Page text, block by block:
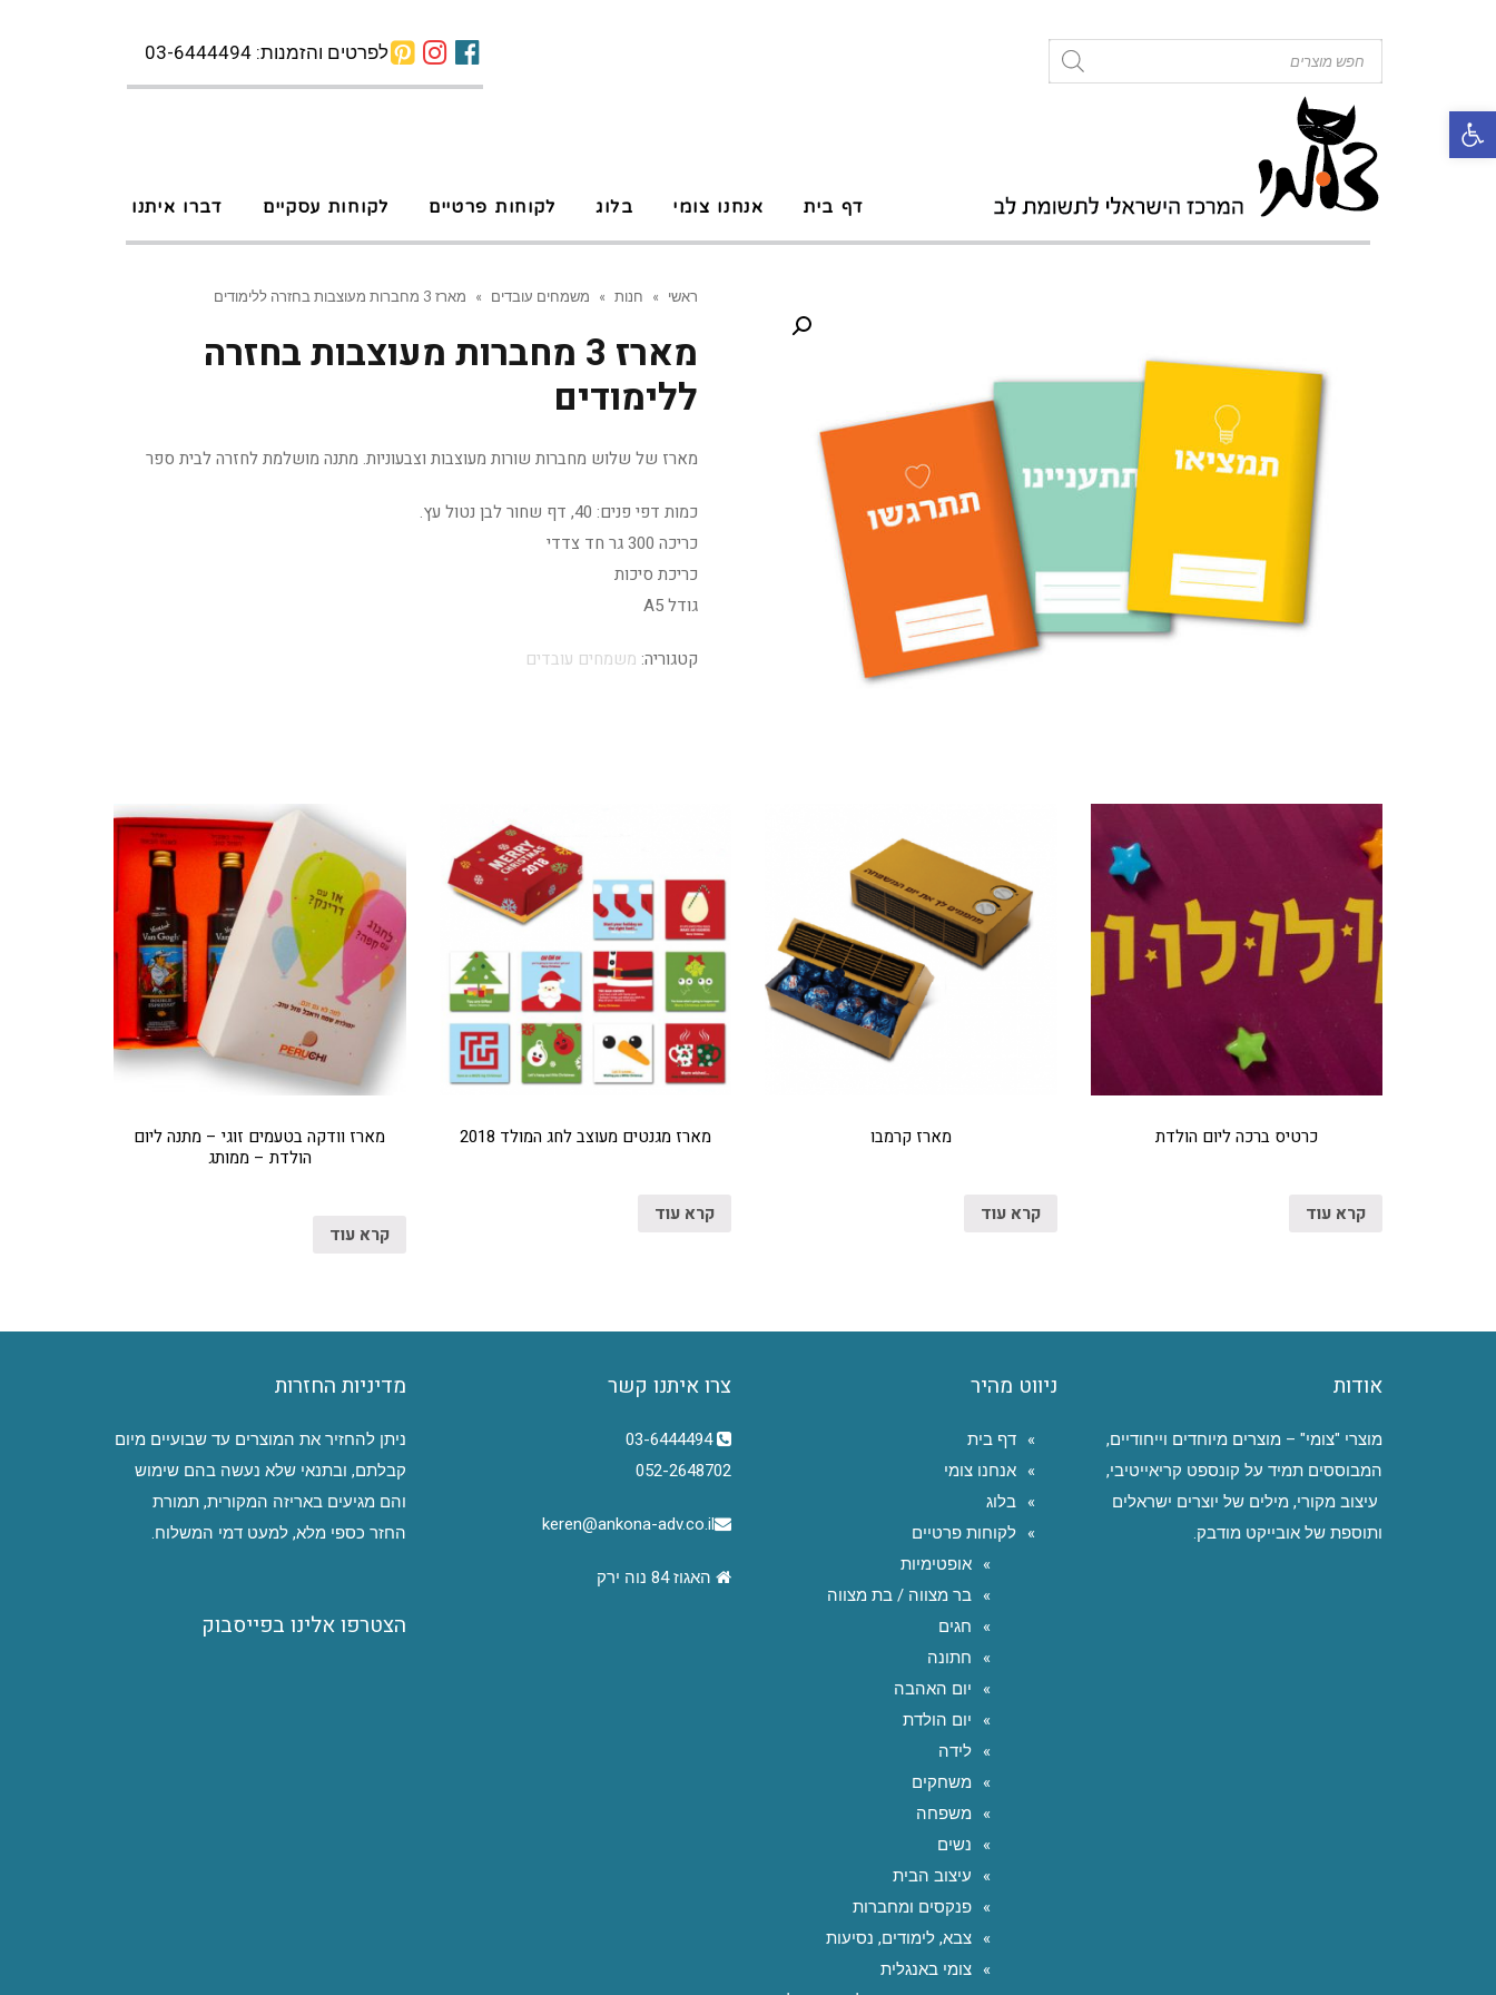
פתח סרגל נגישות
לפרטים והזמנות: 03-6444494
דף בית אנחנו צומי בלוג לקוחות פרטיים לקוחות עסקיים דברו איתנו
ראשי » חנות » משמחים עובדים » מארז 3 מחברות מעוצבות בחזרה ללימודים
מארז 3 מחברות מעוצבות בחזרה
ללימודים
מארז של שלוש מחברות שורות מעוצבות וצבעוניות. מתנה מושלמת לחזרה לבית ספר
כמות דפי פנים: 40, דף שחור לבן נטול עץ.
כריכה 300 גר חד צדדי
כריכת סיכות
גודל A5
קטגוריה: משמחים עובדים
מוצרים קשורים
כרטיס ברכה ליום הולדת
קרא עוד
מארז קרמבו
קרא עוד
מארז מגנטים מעוצב לחג המולד 2018
קרא עוד
מארז וודקה בטעמים זוגי – מתנה ליום
הולדת – ממותג
קרא עוד
אודות
מוצרי "צומי" – מוצרים מיוחדים וייחודיים,
המבוססים תמיד על קונספט קריאייטיבי,
עיצוב מקורי, מילים של יוצרים ישראלים
ותוספת של אובייקט מודבק.
ניווט מהיר
דף בית
אנחנו צומי
בלוג
לקוחות פרטיים
אופטימיות
בר מצווה / בת מצווה
חגים
חתונה
יום האהבה
יום הולדת
לידה
משחקים
משפחה
נשים
עיצוב הבית
פנקסים ומחברות
צבא, לימודים, נסיעות
צומי באנגלית
צרו איתנו קשר
03-6444494
052-2648702
keren@ankona-adv.co.il
האגוז 84 נוה ירק
מדיניות החזרות
ניתן להחזיר את המוצרים עד שבועיים מיום
קבלתם, ובתנאי שלא נעשה בהם שימוש
והם מגיעים באריזה המקורית, תמורת
החזר כספי מלא, למעט דמי המשלוח.
הצטרפו אלינו בפייסבוק